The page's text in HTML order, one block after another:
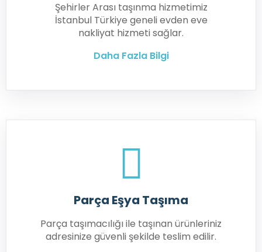
Şehirler Arası taşınma hizmetimiz
İstanbul Türkiye geneli evden eve
nakliyat hizmeti sağlar.
Daha Fazla Bilgi
Parça Eşya Taşıma
Parça taşımacılığı ile taşınan ürünleriniz
adresinize güvenli şekilde teslim edilir.